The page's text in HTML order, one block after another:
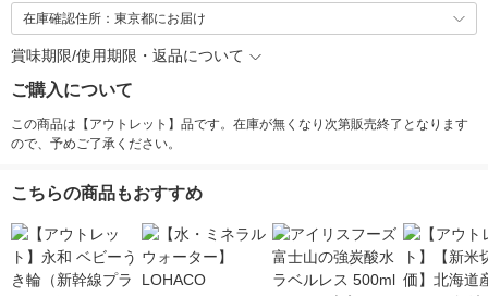
在庫確認住所：東京都にお届け
賞味期限/使用期限・返品について
ご購入について
この商品は【アウトレット】品です。在庫が無くなり次第販売終了となります
ので、予めご了承ください。
こちらの商品もおすすめ